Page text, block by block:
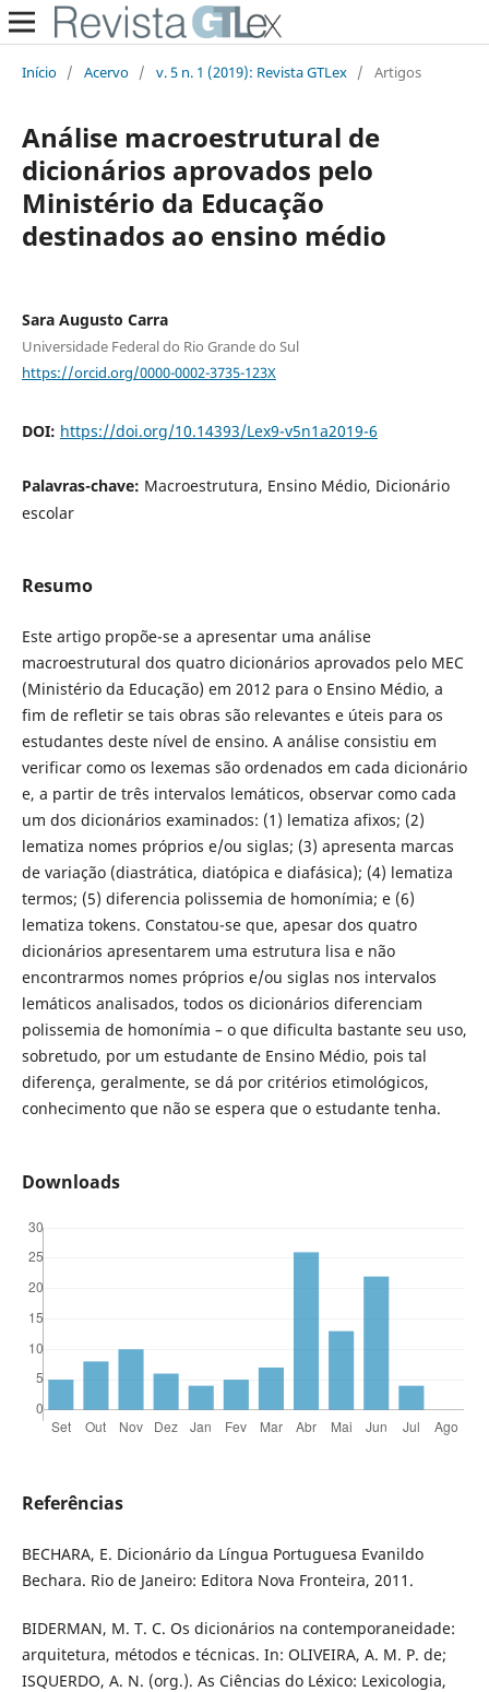
Início / Acervo / v. 5 n. 1 (2019): Revista GTLex / Artigos
Análise macroestrutural de
dicionários aprovados pelo
Ministério da Educação
destinados ao ensino médio
Sara Augusto Carra
Universidade Federal do Rio Grande do Sul
https://orcid.org/0000-0002-3735-123X
DOI: https://doi.org/10.14393/Lex9-v5n1a2019-6
Palavras-chave: Macroestrutura, Ensino Médio, Dicionário
escolar
Resumo
Este artigo propõe-se a apresentar uma análise
macroestrutural dos quatro dicionários aprovados pelo MEC
(Ministério da Educação) em 2012 para o Ensino Médio, a
fim de refletir se tais obras são relevantes e úteis para os
estudantes deste nível de ensino. A análise consistiu em
verificar como os lexemas são ordenados em cada dicionário
e, a partir de três intervalos lemáticos, observar como cada
um dos dicionários examinados: (1) lematiza afixos; (2)
lematiza nomes próprios e/ou siglas; (3) apresenta marcas
de variação (diastrática, diatópica e diafásica); (4) lematiza
termos; (5) diferencia polissemia de homonímia; e (6)
lematiza tokens. Constatou-se que, apesar dos quatro
dicionários apresentarem uma estrutura lisa e não
encontrarmos nomes próprios e/ou siglas nos intervalos
lemáticos analisados, todos os dicionários diferenciam
polissemia de homonímia – o que dificulta bastante seu uso,
sobretudo, por um estudante de Ensino Médio, pois tal
diferença, geralmente, se dá por critérios etimológicos,
conhecimento que não se espera que o estudante tenha.
Downloads
Referências
BECHARA, E. Dicionário da Língua Portuguesa Evanildo
Bechara. Rio de Janeiro: Editora Nova Fronteira, 2011.
BIDERMAN, M. T. C. Os dicionários na contemporaneidade:
arquitetura, métodos e técnicas. In: OLIVEIRA, A. M. P. de;
ISQUERDO, A. N. (org.). As Ciências do Léxico: Lexicologia,